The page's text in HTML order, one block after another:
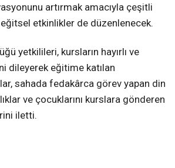
artırmak amacıyla çeşitli
etkinlikler de düzenlenecek.
yetkilileri, kursların hayırlı ve
dileyerek eğitime katılan
sahada fedakârca görev yapan din
ve çocuklarını kurslara gönderen
iletti.